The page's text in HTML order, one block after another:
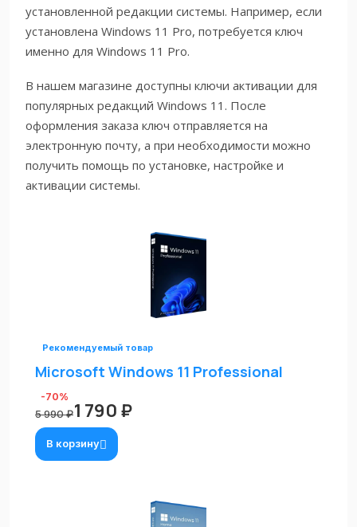
установленной редакции системы. Например, если
установлена Windows 11 Pro, потребуется ключ
именно для Windows 11 Pro.
В нашем магазине доступны ключи активации для
популярных редакций Windows 11. После
оформления заказа ключ отправляется на
электронную почту, а при необходимости можно
получить помощь по установке, настройке и
активации системы.
Рекомендуемый товар
Microsoft Windows 11 Professional
-70%
5 990 ₽1 790 ₽
В корзину